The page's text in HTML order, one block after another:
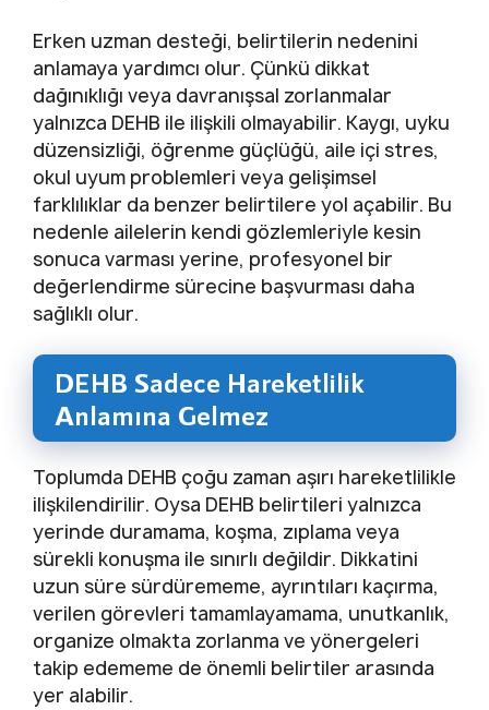
Erken uzman desteği, belirtilerin nedenini
anlamaya yardımcı olur. Çünkü dikkat
dağınıklığı veya davranışsal zorlanmalar
yalnızca DEHB ile ilişkili olmayabilir. Kaygı, uyku
düzensizliği, öğrenme güçlüğü, aile içi stres,
okul uyum problemleri veya gelişimsel
farklılıklar da benzer belirtilere yol açabilir. Bu
nedenle ailelerin kendi gözlemleriyle kesin
sonuca varması yerine, profesyonel bir
değerlendirme sürecine başvurması daha
sağlıklı olur.
DEHB Sadece Hareketlilik
Anlamına Gelmez
Toplumda DEHB çoğu zaman aşırı hareketlilikle
ilişkilendirilir. Oysa DEHB belirtileri yalnızca
yerinde duramama, koşma, zıplama veya
sürekli konuşma ile sınırlı değildir. Dikkatini
uzun süre sürdürememe, ayrıntıları kaçırma,
verilen görevleri tamamlayamama, unutkanlık,
organize olmakta zorlanma ve yönergeleri
takip edememe de önemli belirtiler arasında
yer alabilir.